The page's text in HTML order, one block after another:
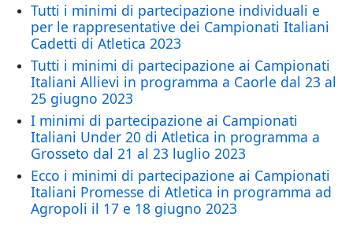
Tutti i minimi di partecipazione individuali e
per le rappresentative dei Campionati Italiani
Cadetti di Atletica 2023
Tutti i minimi di partecipazione ai Campionati
Italiani Allievi in programma a Caorle dal 23 al
25 giugno 2023
I minimi di partecipazione ai Campionati
Italiani Under 20 di Atletica in programma a
Grosseto dal 21 al 23 luglio 2023
Ecco i minimi di partecipazione ai Campionati
Italiani Promesse di Atletica in programma ad
Agropoli il 17 e 18 giugno 2023